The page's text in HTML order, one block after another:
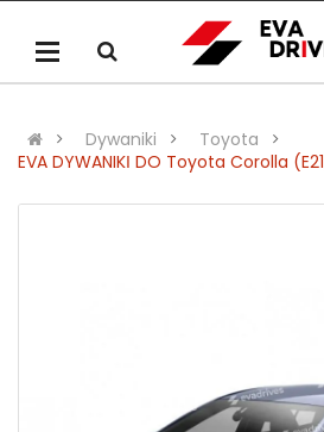
Dywaniki
Toyota
EVA DYWANIKІ DO Toyota Corolla